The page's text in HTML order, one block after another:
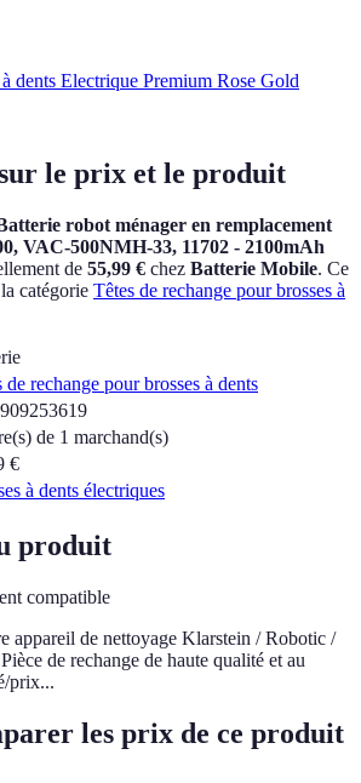
dents Electrique Premium Rose Gold
le prix et le produit
robot ménager en remplacement
VAC-500NMH-33, 11702 - 2100mAh
de 55,99 € chez Batterie Mobile. Ce
catégorie Têtes de rechange pour brosses à
de rechange pour brosses à dents
de 1 marchand(s)
€
à dents électriques
produit
compatible
appareil de nettoyage Klarstein / Robotic /
de rechange de haute qualité et au
prix...
les prix de ce produit